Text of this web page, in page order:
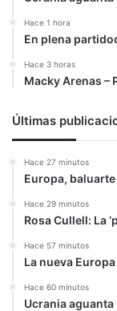
Hace 1 hora
En plena
Hace 3 horas
Macky Arenas –
Últimas
Hace 27 minutos
Europa,
Hace 29 minutos
Rosa Cullell: La
Hace 57 minutos
La nueva Europa
Hace 60 minutos
Ucrania aguanta